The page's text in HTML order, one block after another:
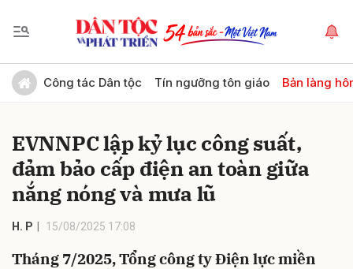
Công tác Dân tộc Tín ngưỡng tôn giáo Bản làng
EVNNPC lập kỷ lục công suất,
đảm bảo cấp điện an toàn giữa
nắng nóng và mưa lũ
H. P 15/08/2025 17:08
Tháng 7/2025, Tổng công ty Điện lực miền
Gửi bình luận